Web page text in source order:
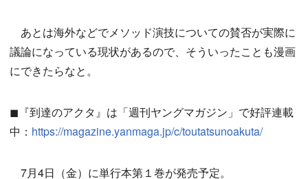
あとは海外などでメソッド演技についての賛否が実際に
議論になっている現状があるので、そういったことも漫画
にできたらなと。
◼︎『到達のアクタ』は「週刊ヤングマガジン」で好評連載
中： https://magazine.yanmaga.jp/c/toutatsunoakuta/
7月4日（金）に単行本第１巻が発売予定。